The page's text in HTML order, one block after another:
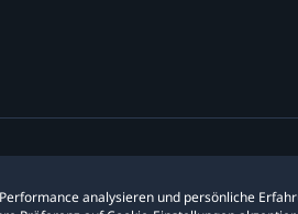
analysieren und persönliche